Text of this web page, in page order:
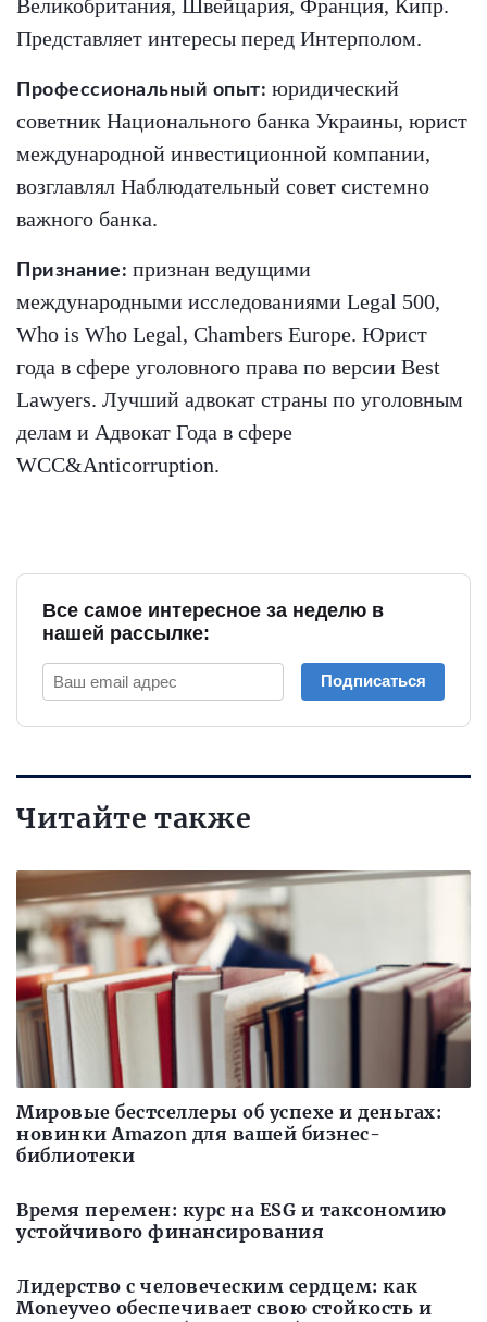
Великобритания, Швейцария, Франция, Кипр.
Представляет интересы перед Интерполом.
Профессиональный опыт: юридический
советник Национального банка Украины, юрист
международной инвестиционной компании,
возглавлял Наблюдательный совет системно
важного банка.
Признание: признан ведущими
международными исследованиями Legal 500,
Who is Who Legal, Chambers Europe. Юрист
года в сфере уголовного права по версии Best
Lawyers. Лучший адвокат страны по уголовным
делам и Адвокат Года в сфере
WCC&Anticorruption.
Все самое интересное за неделю в
нашей рассылке:
Подписаться
Читайте также
Мировые бестселлеры об успехе и деньгах:
новинки Amazon для вашей бизнес-
библиотеки
Время перемен: курс на ESG и таксономию
устойчивого финансирования
Лидерство с человеческим сердцем: как
Moneyveo обеспечивает свою стойкость и